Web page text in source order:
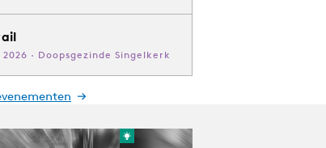
· Doopsgezinde Singelkerk